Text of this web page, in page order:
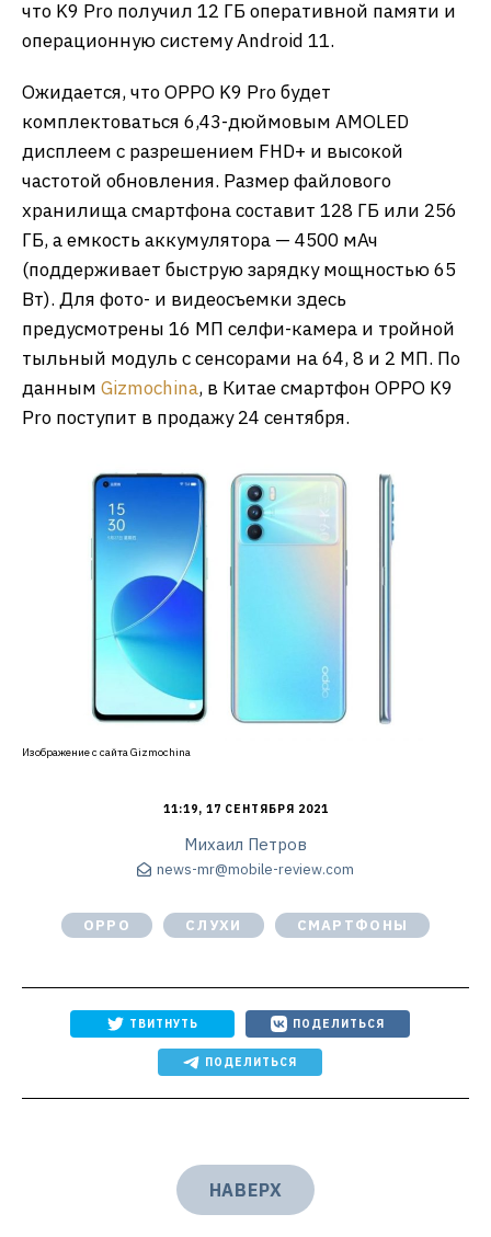
что K9 Pro получил 12 ГБ оперативной памяти и
операционную систему Android 11.
Ожидается, что OPPO K9 Pro будет
комплектоваться 6,43-дюймовым AMOLED
дисплеем с разрешением FHD+ и высокой
частотой обновления. Размер файлового
хранилища смартфона составит 128 ГБ или 256
ГБ, а емкость аккумулятора — 4500 мАч
(поддерживает быструю зарядку мощностью 65
Вт). Для фото- и видеосъемки здесь
предусмотрены 16 МП селфи-камера и тройной
тыльный модуль с сенсорами на 64, 8 и 2 МП. По
данным Gizmochina, в Китае смартфон OPPO K9
Pro поступит в продажу 24 сентября.
Изображение с сайта Gizmochina
11:19, 17 СЕНТЯБРЯ 2021
Михаил Петров
news-mr@mobile-review.com
OPPO СЛУХИ СМАРТФОНЫ
ТВИТНУТЬ ПОДЕЛИТЬСЯ
ПОДЕЛИТЬСЯ
НАВЕРХ